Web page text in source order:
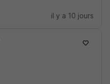
il y a 10 jours